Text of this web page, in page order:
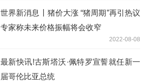
世界新消息丨猪价大涨 “猪周期”再引热议
专家称未来价格振幅将会收窄
2022-08-08
最新快讯!古斯塔沃·佩特罗宣誓就任新一
届哥伦比亚总统